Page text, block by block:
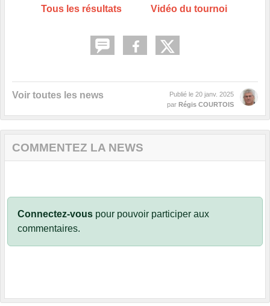
Tous les résultats Vidéo du tournoi
Voir toutes les news Publié le 20 janv. 2025
par Régis COURTOIS
COMMENTEZ LA NEWS
Connectez-vous pour pouvoir participer aux
commentaires.